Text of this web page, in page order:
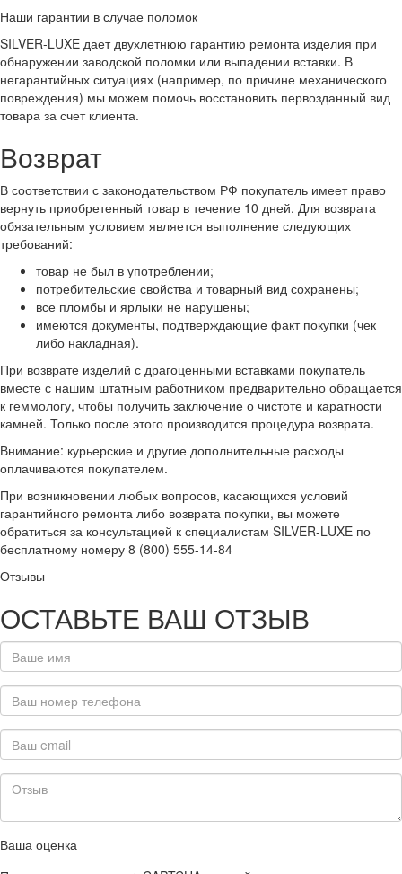
Наши гарантии в случае поломок
SILVER-LUXE дает двухлетнюю гарантию ремонта изделия при
обнаружении заводской поломки или выпадении вставки. В
негарантийных ситуациях (например, по причине механического
повреждения) мы можем помочь восстановить первозданный вид
товара за счет клиента.
Возврат
В соответствии с законодательством РФ покупатель имеет право
вернуть приобретенный товар в течение 10 дней. Для возврата
обязательным условием является выполнение следующих
требований:
товар не был в употреблении;
потребительские свойства и товарный вид сохранены;
все пломбы и ярлыки не нарушены;
имеются документы, подтверждающие факт покупки (чек
либо накладная).
При возврате изделий с драгоценными вставками покупатель
вместе с нашим штатным работником предварительно обращается
к геммологу, чтобы получить заключение о чистоте и каратности
камней. Только после этого производится процедура возврата.
Внимание: курьерские и другие дополнительные расходы
оплачиваются покупателем.
При возникновении любых вопросов, касающихся условий
гарантийного ремонта либо возврата покупки, вы можете
обратиться за консультацией к специалистам SILVER-LUXE по
бесплатному номеру 8 (800) 555-14-84
Отзывы
ОСТАВЬТЕ ВАШ ОТЗЫВ
Ваша оценка